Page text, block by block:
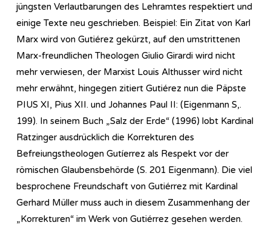
jüngsten Verlautbarungen des Lehramtes respektiert und
einige Texte neu geschrieben. Beispiel: Ein Zitat von Karl
Marx wird von Gutiérez gekürzt, auf den umstrittenen
Marx-freundlichen Theologen Giulio Girardi wird nicht
mehr verwiesen, der Marxist Louis Althusser wird nicht
mehr erwähnt, hingegen zitiert Gutiérez nun die Päpste
PIUS XI, Pius XII. und Johannes Paul II: (Eigenmann S,.
199). In seinem Buch „Salz der Erde“ (1996) lobt Kardinal
Ratzinger ausdrücklich die Korrekturen des
Befreiungstheologen Gutíerrez als Respekt vor der
römischen Glaubensbehörde (S. 201 Eigenmann). Die viel
besprochene Freundschaft von Gutiérrez mit Kardinal
Gerhard Müller muss auch in diesem Zusammenhang der
„Korrekturen“ im Werk von Gutiérrez gesehen werden.